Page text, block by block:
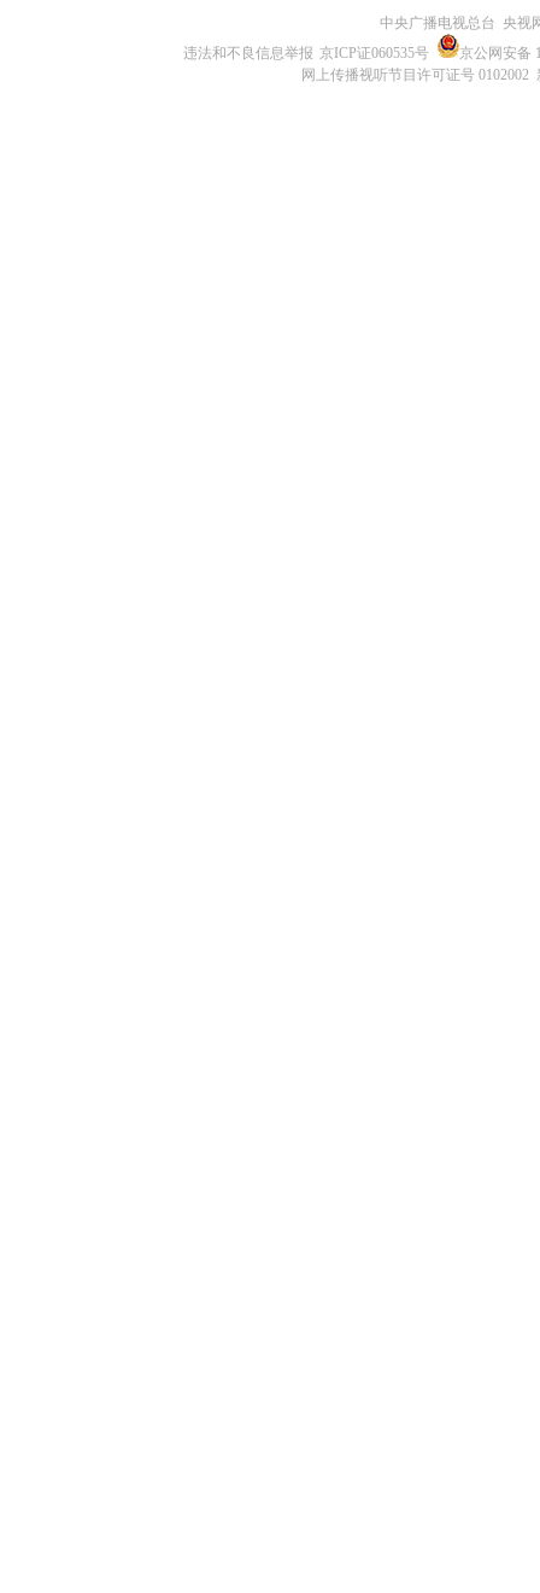
中央广播电视总台 央视
违法和不良信息举报 京ICP证060535号
京公网安备
网上传播视听节目许可证号 0102002